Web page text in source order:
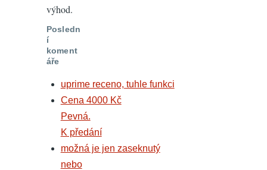
výhod.
Posledn
í
koment
áře
uprime receno, tuhle funkci
Cena 4000 Kč
Pevná.
K předání
možná je jen zaseknutý
nebo